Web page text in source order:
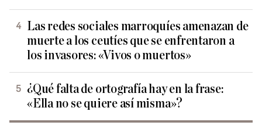
Las redes sociales marroquíes amenazan de
muerte a los ceutíes que se enfrentaron a
los invasores: «Vivos o muertos»
¿Qué falta de ortografía hay en la frase:
«Ella no se quiere así misma»?